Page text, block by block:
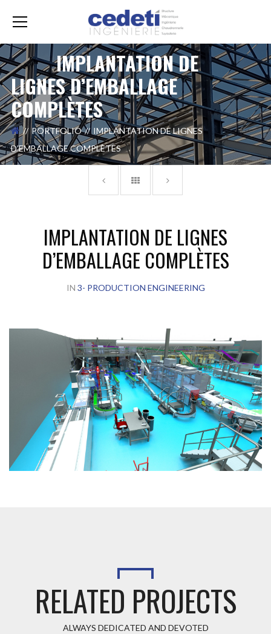
IMPLANTATION DE
LIGNES D’EMBALLAGE
COMPLÈTES
PORTFOLIO
IMPLANTATION DE LIGNES
D’EMBALLAGE COMPLÈTES
IMPLANTATION DE LIGNES
D’EMBALLAGE COMPLÈTES
IN 3- PRODUCTION ENGINEERING
RELATED PROJECTS
ALWAYS DEDICATED AND DEVOTED